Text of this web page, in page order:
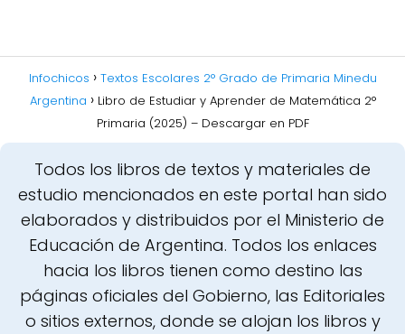
Infochicos
Textos Escolares 2° Grado de Primaria Minedu
Argentina
Libro de Estudiar y Aprender de Matemática 2°
Primaria (2025) – Descargar en PDF
Todos los libros de textos y materiales de
estudio mencionados en este portal han sido
elaborados y distribuidos por el Ministerio de
Educación de Argentina. Todos los enlaces
hacia los libros tienen como destino las
páginas oficiales del Gobierno, las Editoriales
o sitios externos, donde se alojan los libros y